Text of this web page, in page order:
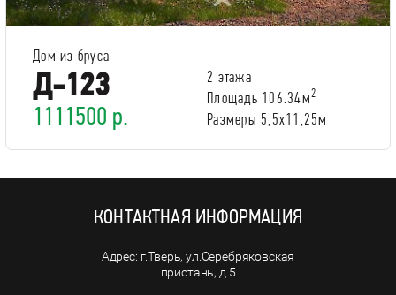
Дом из бруса
Д-123
1111500 р.
2 этажа
Площадь 106.34м2
Размеры 5,5х11,25м
КОНТАКТНАЯ ИНФОРМАЦИЯ
г.Тверь, ул.Серебряковская
пристань, д.5